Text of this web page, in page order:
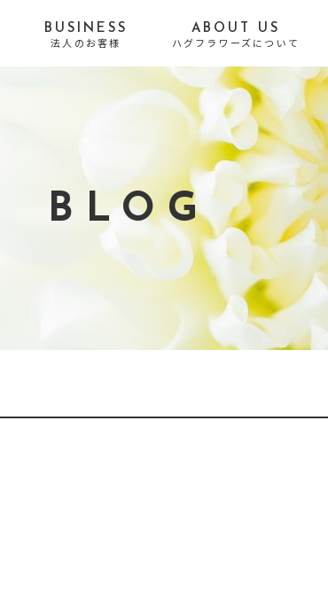
お悔やみ・お供え
出産祝い
開店・移転・新居・引
送別・昇進・退職祝い
発表会・公演祝い
お祝い
プロポーズ
BUSINESS
法人のお客様
ABOUT US
ハグフラワーズについて
BLOG